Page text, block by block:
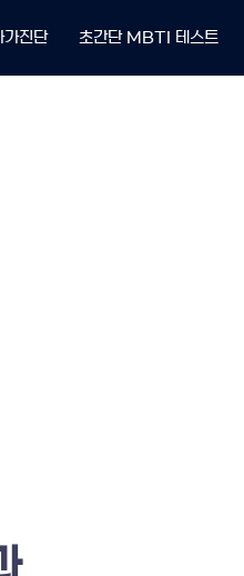
진단 초간단 MBTI 테스트